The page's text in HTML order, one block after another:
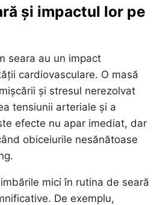
și impactul lor pe
seara au un impact
cardiovasculare. O masă
și stresul nerezolvat
tensiunii arteriale și a
efecte nu apar imediat, dar
obiceiurile nesănătoase
mici în rutina de seară
De exemplu,